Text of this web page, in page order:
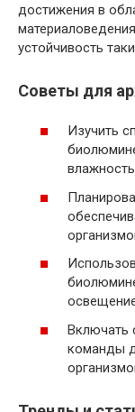
достижения в
устойчивость
Советы для
Изучить
Включать
команды